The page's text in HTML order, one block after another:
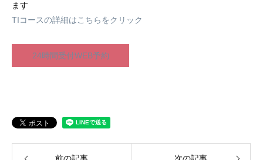
ます
TIコースの詳細はこちらをクリック
24時間受付WEB予約